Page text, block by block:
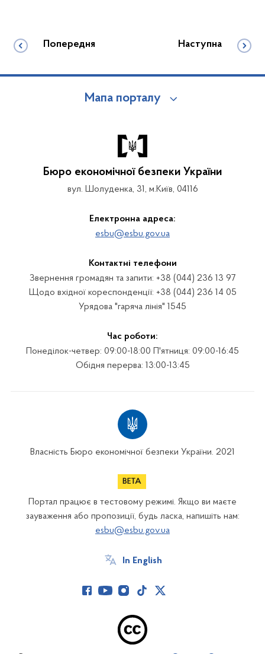
Попередня Наступна
Мапа порталу
Бюро економічної безпеки України
вул. Шолуденка, 31, м.Київ, 04116
Електронна адреса:
esbu@esbu.gov.ua
Контактні телефони
Звернення громадян та запити: +38 (044) 236 13 97
Щодо вхідної кореспонденції: +38 (044) 236 14 05
Урядова "гаряча лінія" 1545
Час роботи:
Понеділок-четвер: 09:00-18:00 П'ятниця: 09:00-16:45
Обідня перерва: 13:00-13:45
Власність Бюро економічної безпеки України. 2021
Портал працює в тестовому режимі. Якщо ви маєте
зауваження або пропозиції, будь ласка, напишіть нам:
esbu@esbu.gov.ua
In English